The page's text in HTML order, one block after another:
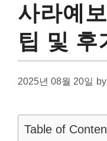
사라예
팁 및 후
2025년 08월 20일 by
Table of